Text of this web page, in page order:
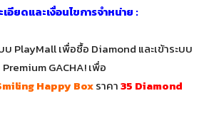
เอียดและเงื่อนไขการจำหน่าย :
บ PlayMall เพื่อซื้อ Diamond และเข้าระบบ
Premium GACHA! เพื่อ
Happy Boxราคา35 Diamond